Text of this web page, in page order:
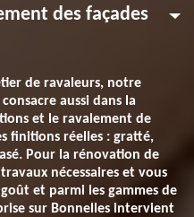
des façades
de ravaleurs, notre
aussi dans la
et le ravalement de
finitions réelles : gratté,
Pour la rénovation de
nécessaires et vous
et parmi les gammes de
sur Bonnelles intervient